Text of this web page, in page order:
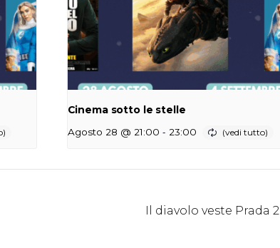
Cinema sotto le stelle
Agosto 28 @ 21:00 - 23:00
Il diavolo veste Prada 2